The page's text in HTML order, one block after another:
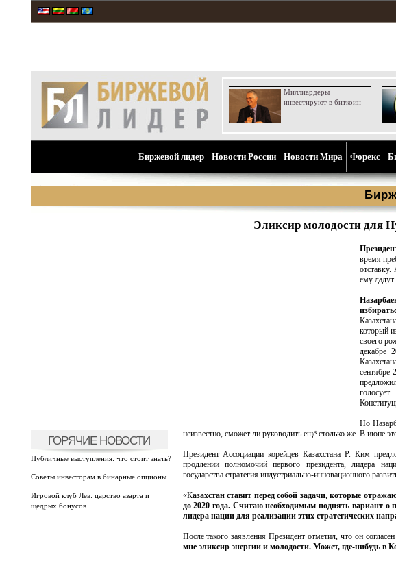
Миллиардеры
инвестируют в биткоин
Биржевой лидер Новости России Новости Мира Форекс
ГОРЯЧИЕ НОВОСТИ
Публичные выступления: что стоит знать?
Советы инвесторам в бинарные опционы
Игровой клуб Лев: царство азарта и
щедрых бонусов
Эликсир молодости для
время
ему дадут
который
своего
декабре
сентябре
Но
неизвестно, сможет ли руководить ещё столько же. В июне
Президент Ассоциации корейцев Казахстана Р. Ким
продлении полномочий первого президента, лидера
государства стратегия индустриально-инновационного
«Казахстан ставит перед собой задачи, которые
до 2020 года. Считаю необходимым поднять вариант о
лидера нации для реализации этих стратегических
После такого заявления Президент отметил, что он
мне эликсир энергии и молодости. Может, где-нибудь в